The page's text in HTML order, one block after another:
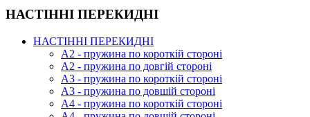
НАСТІННІ ПЕРЕКИДНІ
НАСТІННІ ПЕРЕКИДНІ
А2 - пружина по короткій стороні
А2 - пружина по довгій стороні
А3 - пружина по короткій стороні
А3 - пружина по довшій стороні
А4 - пружина по короткій стороні